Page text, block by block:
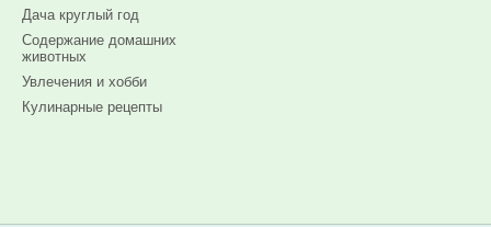
Дача круглый год
Содержание домашних
животных
Увлечения и хобби
Кулинарные рецепты